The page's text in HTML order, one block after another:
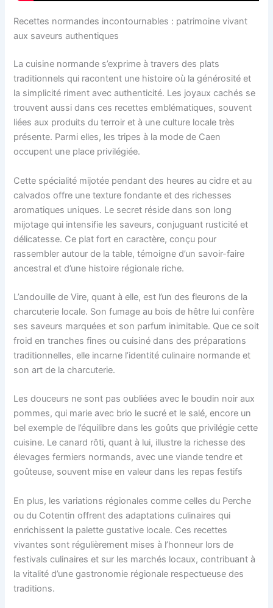
Recettes normandes incontournables : patrimoine vivant
aux saveurs authentiques
La cuisine normande s’exprime à travers des plats
traditionnels qui racontent une histoire où la générosité et
la simplicité riment avec authenticité. Les joyaux cachés se
trouvent aussi dans ces recettes emblématiques, souvent
liées aux produits du terroir et à une culture locale très
présente. Parmi elles, les tripes à la mode de Caen
occupent une place privilégiée.
Cette spécialité mijotée pendant des heures au cidre et au
calvados offre une texture fondante et des richesses
aromatiques uniques. Le secret réside dans son long
mijotage qui intensifie les saveurs, conjuguant rusticité et
délicatesse. Ce plat fort en caractère, conçu pour
rassembler autour de la table, témoigne d’un savoir-faire
ancestral et d’une histoire régionale riche.
L’andouille de Vire, quant à elle, est l’un des fleurons de la
charcuterie locale. Son fumage au bois de hêtre lui confère
ses saveurs marquées et son parfum inimitable. Que ce soit
froid en tranches fines ou cuisiné dans des préparations
traditionnelles, elle incarne l’identité culinaire normande et
son art de la charcuterie.
Les douceurs ne sont pas oubliées avec le boudin noir aux
pommes, qui marie avec brio le sucré et le salé, encore un
bel exemple de l’équilibre dans les goûts que privilégie cette
cuisine. Le canard rôti, quant à lui, illustre la richesse des
élevages fermiers normands, avec une viande tendre et
goûteuse, souvent mise en valeur dans les repas festifs
En plus, les variations régionales comme celles du Perche
ou du Cotentin offrent des adaptations culinaires qui
enrichissent la palette gustative locale. Ces recettes
vivantes sont régulièrement mises à l’honneur lors de
festivals culinaires et sur les marchés locaux, contribuant à
la vitalité d’une gastronomie régionale respectueuse des
traditions.